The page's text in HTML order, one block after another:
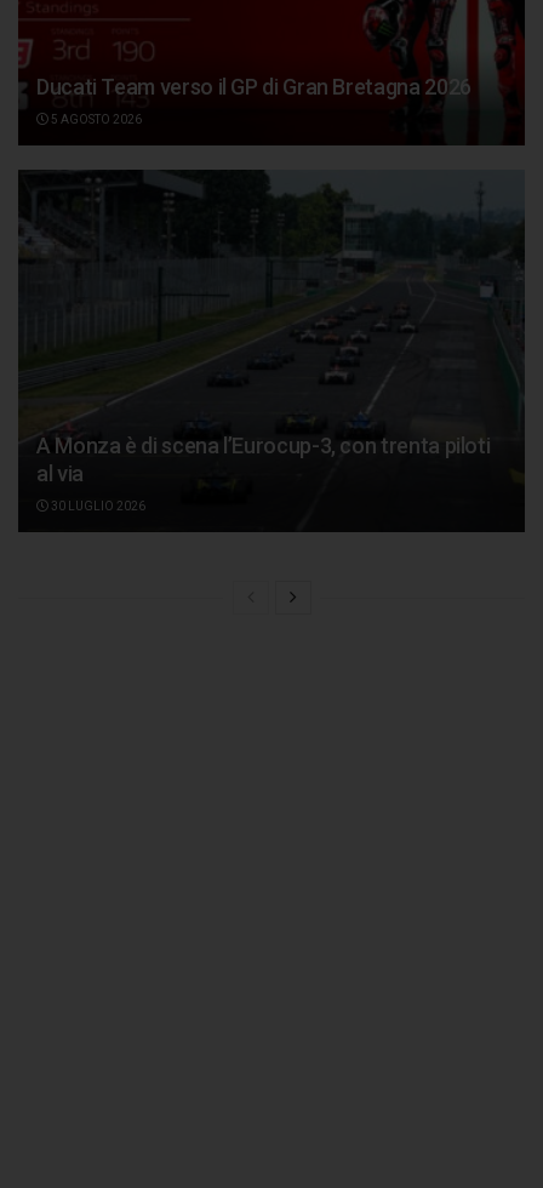
Ducati Team verso il GP di Gran Bretagna 2026
5 AGOSTO 2026
A Monza è di scena l’Eurocup-3, con trenta piloti
al via
30 LUGLIO 2026